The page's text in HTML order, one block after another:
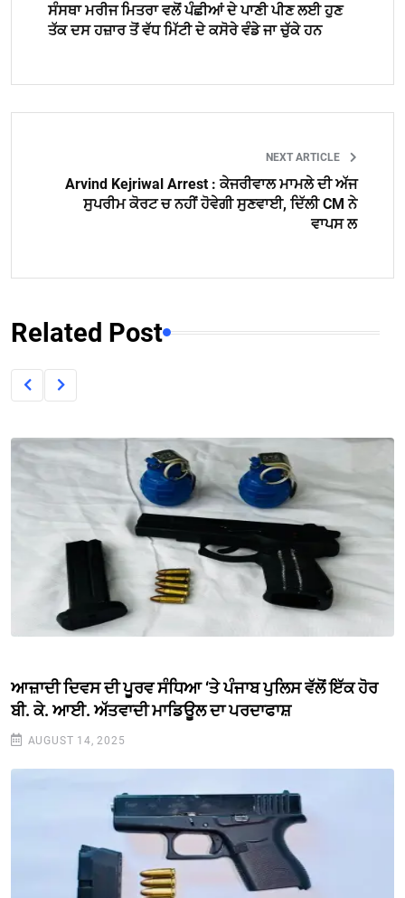
ਸੰਸਥਾ ਮਰੀਜ ਮਿਤਰਾ ਵਲੋਂ ਪੰਛੀਆਂ ਦੇ ਪਾਣੀ ਪੀਣ ਲਈ ਹੁਣ
ਤੱਕ ਦਸ ਹਜ਼ਾਰ ਤੋਂ ਵੱਧ ਮਿੱਟੀ ਦੇ ਕਸੋਰੇ ਵੰਡੇ ਜਾ ਚੁੱਕੇ ਹਨ
NEXT ARTICLE
Arvind Kejriwal Arrest : ਕੇਜਰੀਵਾਲ ਮਾਮਲੇ ਦੀ ਅੱਜ
ਸੁਪਰੀਮ ਕੋਰਟ ਚ ਨਹੀਂ ਹੋਵੇਗੀ ਸੁਣਵਾਈ, ਦਿੱਲੀ CM ਨੇ
ਵਾਪਸ ਲ
Related Post
ਆਜ਼ਾਦੀ ਦਿਵਸ ਦੀ ਪੂਰਵ ਸੰਧਿਆ ‘ਤੇ ਪੰਜਾਬ ਪੁਲਿਸ ਵੱਲੋਂ ਇੱਕ ਹੋਰ
ਬੀ. ਕੇ. ਆਈ. ਅੱਤਵਾਦੀ ਮਾਡਿਊਲ ਦਾ ਪਰਦਾਫਾਸ਼
AUGUST 14, 2025